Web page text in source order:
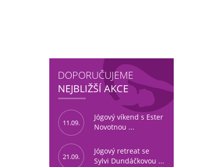
DOPORUČUJEME
NEJBLIŽŠÍ AKCE
11.09.
Jógový víkend s Ester
Novotnou ...
21.09.
Jógový retreat se
Sylvi Dundáčkovou ...